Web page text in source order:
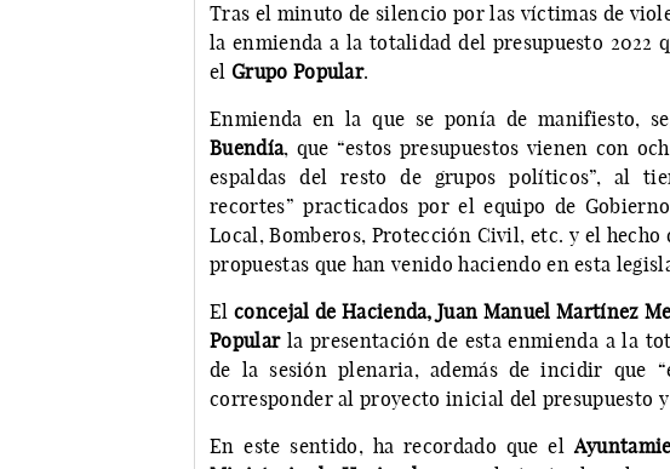
Tras el minuto de silencio por las víctimas de
la enmienda a la totalidad del presupuesto 2022
el Grupo Popular.
Enmienda en la que se ponía de manifiesto,
Buendía, que “estos presupuestos vienen con
espaldas del resto de grupos políticos”, al
recortes” practicados por el equipo de
Local, Bomberos, Protección Civil, etc. y el hecho
propuestas que han venido haciendo en esta
El concejal de Hacienda, Juan Manuel Martínez
Popularla presentación de esta enmienda a la
de la sesión plenaria, además de incidir que
corresponder al proyecto inicial del presupuesto
En este sentido, ha recordado que el